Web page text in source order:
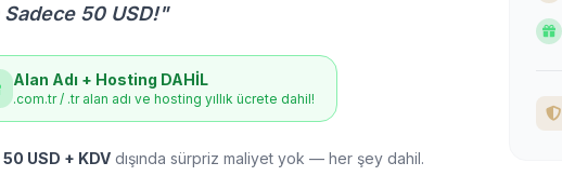
Sadece 50 USD!"
Alan Adı + Hosting DAHİL
.com.tr / .tr alan adı ve hosting yıllık ücrete dahil!
50 USD + KDV dışında sürpriz maliyet yok — her şey dahil.